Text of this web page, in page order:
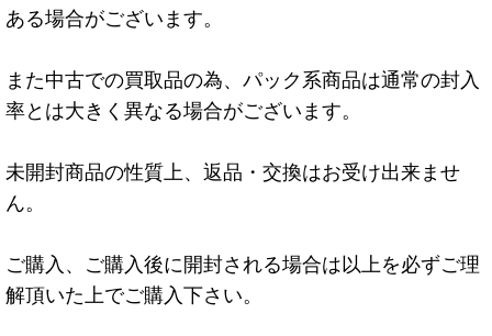
ある場合がございます。
また中古での買取品の為、パック系商品は通常の封入
率とは大きく異なる場合がございます。
未開封商品の性質上、返品・交換はお受け出来ませ
ん。
ご購入、ご購入後に開封される場合は以上を必ずご理
解頂いた上でご購入下さい。